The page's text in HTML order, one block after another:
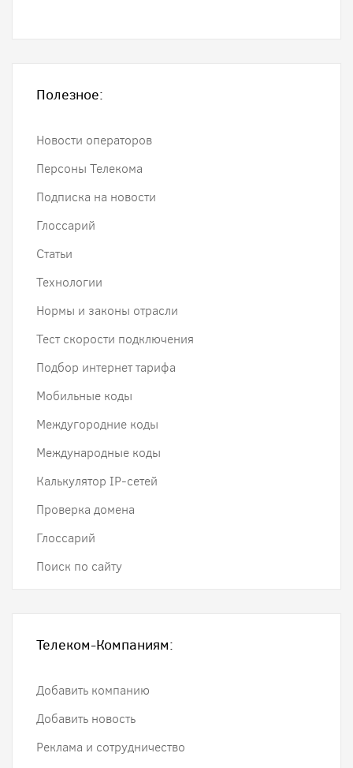
Полезное:
Новости операторов
Персоны Телекома
Подписка на новости
Глоссарий
Статьи
Технологии
Нормы и законы отрасли
Тест скорости подключения
Подбор интернет тарифа
Мобильные коды
Междугородние коды
Международные коды
Калькулятор IP-сетей
Проверка домена
Глоссарий
Поиск по сайту
Телеком-Компаниям:
Добавить компанию
Добавить новость
Реклама и сотрудничество